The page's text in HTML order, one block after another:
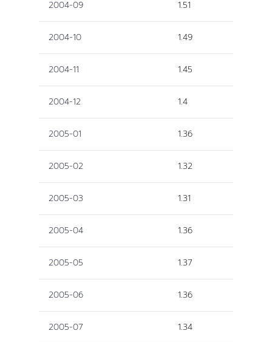
2004-09 1.51
2004-10 1.49
2004-11 1.45
2004-12 1.4
2005-01 1.36
2005-02 1.32
2005-03 1.31
2005-04 1.36
2005-05 1.37
2005-06 1.36
2005-07 1.34